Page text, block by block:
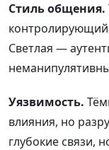
Стиль общения.
Светлая —
Уязвимость.
влияния, но
глубокие связи,